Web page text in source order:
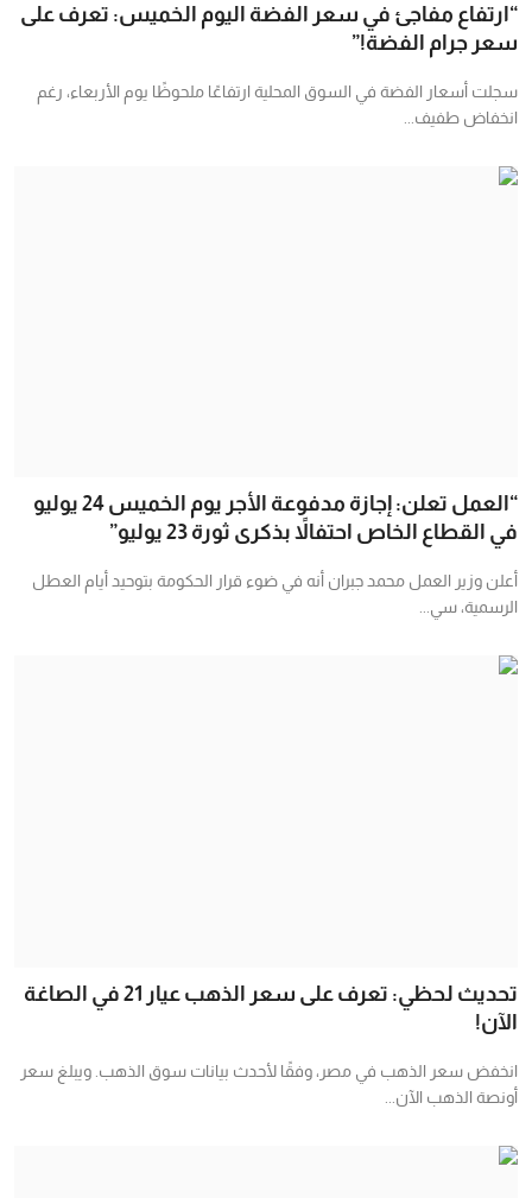
“ارتفاع مفاجئ في سعر الفضة اليوم الخميس: تعرف على
سعر جرام الفضة!”
سجلت أسعار الفضة في السوق المحلية ارتفاعًا ملحوظًا يوم الأربعاء، رغم
انخفاض طفيف...
“العمل تعلن: إجازة مدفوعة الأجر يوم الخميس 24 يوليو
في القطاع الخاص احتفالاً بذكرى ثورة 23 يوليو”
أعلن وزير العمل محمد جبران أنه في ضوء قرار الحكومة بتوحيد أيام العطل
الرسمية، سي...
تحديث لحظي: تعرف على سعر الذهب عيار 21 في الصاغة
الآن!
انخفض سعر الذهب في مصر، وفقًا لأحدث بيانات سوق الذهب. ويبلغ سعر
أونصة الذهب الآن...